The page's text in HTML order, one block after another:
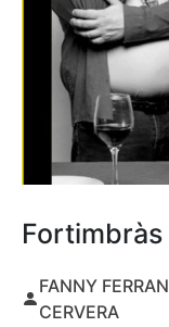
Fortimbràs
FANNY
CERVERA